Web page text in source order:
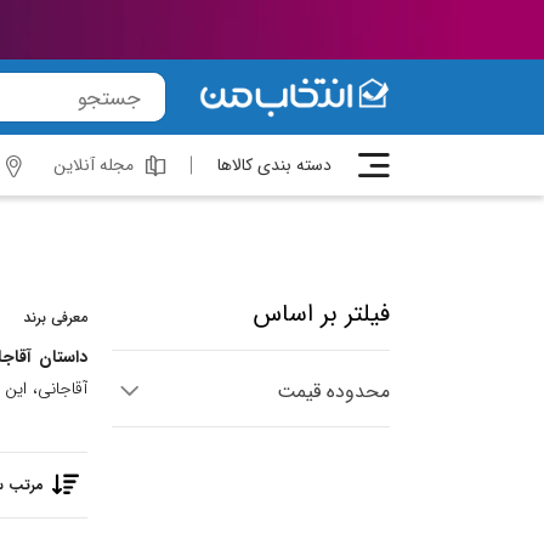
دسته بندی کالاها مجله آنلاین
معرفی برند
داستان
آقاجانی،
بهره‌گیری
تمایزمرتب
فیلتر بر اساس
محدوده قیمت